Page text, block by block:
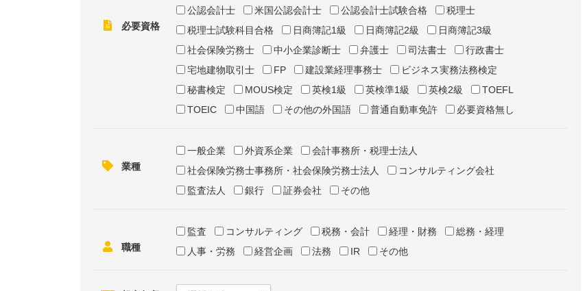
必要資格
公認会計士 米国公認会計士 公認会計士試験合格
税理士
税理士試験科目合格
日商簿記1級 日商簿記2級
日商簿記3級
社会保険労務士
中小企業診断士 弁護士 司法書士
行政書士
宅地建物取引士
FP 建設業経理事務士
ビジネス実務法務検定
秘書検定
MOUS検定 英検1級 英検準1級 英検2級
TOEFL
TOEIC
中国語 その他の外国語 普通自動車免許 必要資格無し
業種
一般企業 外資系企業
会計事務所・税理士法人
社会保険労務士事務所・社会保険労務士法人
コンサルティング会社
監査法人
銀行 証券会社 その他
職種
監査 コンサルティング 税務・会計 経理・財務
総務・経理
人事・労務
経営企画 法務 IR その他